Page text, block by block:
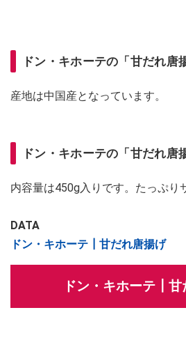
ドン・キホーテの「甘だれ唐
産地は中国産となっています。
ドン・キホーテの「甘だれ唐
内容量は450g入りです。たっぷり
DATA
ドン・キホーテ┃甘だれ唐揚げ
ドン・キホーテ┃甘